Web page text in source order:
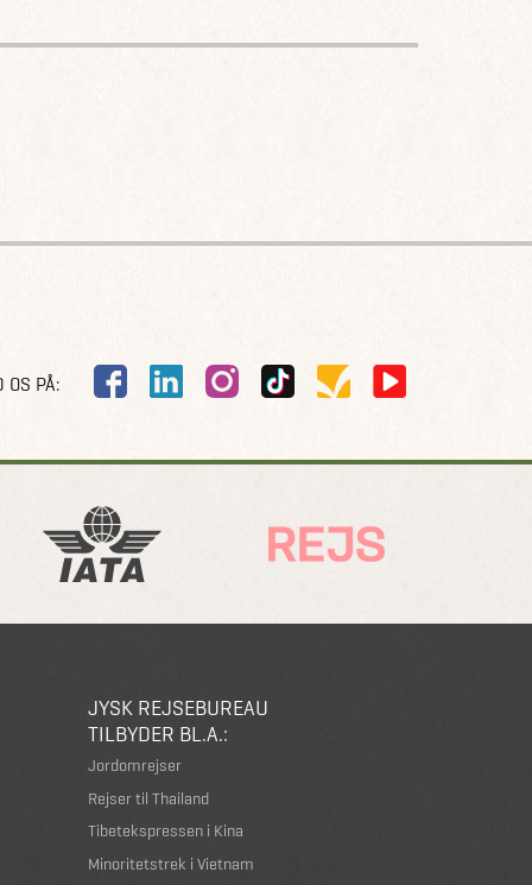
OS PÅ:
JYSK REJSEBUREAU
TILBYDER BL.A.:
Jordomrejser
Rejser til Thailand
Tibetekspressen i Kina
Minoritetstrek i Vietnam